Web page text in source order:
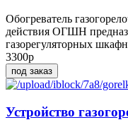
Обогреватель
действия ОГШН
газорегуляторных
3300р
под заказ
Устройство